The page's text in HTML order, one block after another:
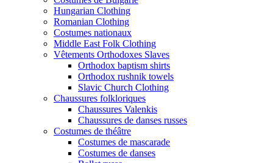
Hungarian Clothing
Romanian Clothing
Costumes nationaux
Middle East Folk Clothing
Vêtements Orthodoxes Slaves
Orthodox baptism shirts
Orthodox rushnik towels
Slavic Church Clothing
Chaussures folkloriques
Chaussures Valenkis
Chaussures de danses russes
Costumes de théâtre
Costumes de mascarade
Costumes de danses